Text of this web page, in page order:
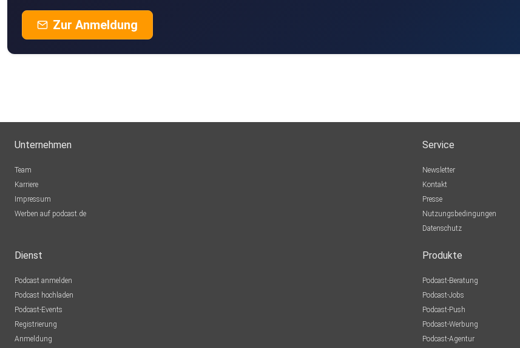
Zur Anmeldung
Unternehmen
Team
Karriere
Impressum
Werben auf podcast.de
Service
Newsletter
Kontakt
Presse
Nutzungsbedingungen
Datenschutz
Dienst
Podcast anmelden
Podcast hochladen
Podcast-Events
Registrierung
Anmeldung
Produkte
Podcast-Beratung
Podcast-Jobs
Podcast-Push
Podcast-Werbung
Podcast-Agentur